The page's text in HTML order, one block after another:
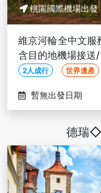
桃園國際機場出發
維京河輪全中文服
含目的地機場接送/
2人成行 世界遺產
暫無出發日期
德瑞